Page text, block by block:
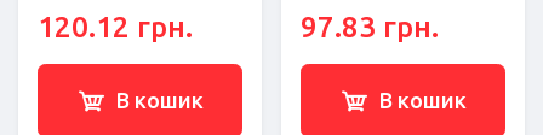
120.12 грн.
В кошик
97.83 грн.
В кошик